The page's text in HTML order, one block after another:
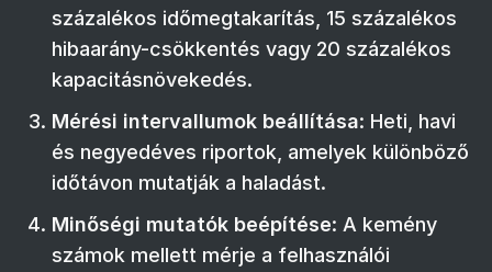
százalékos időmegtakarítás, 15 százalékos
hibaarány-csökkentés vagy 20 százalékos
kapacitásnövekedés.
Mérési intervallumok beállítása: Heti, havi
és negyedéves riportok, amelyek különböző
időtávon mutatják a haladást.
Minőségi mutatók beépítése: A kemény
számok mellett mérje a felhasználói